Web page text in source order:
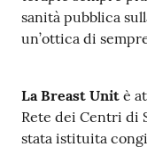
sanità pubblica
un’ottica di
La Breast Unit è
Rete dei Centri di
stata istituita